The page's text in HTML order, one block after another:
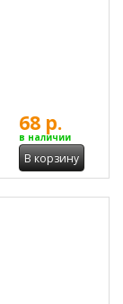
68 р.
в наличии
В корзину